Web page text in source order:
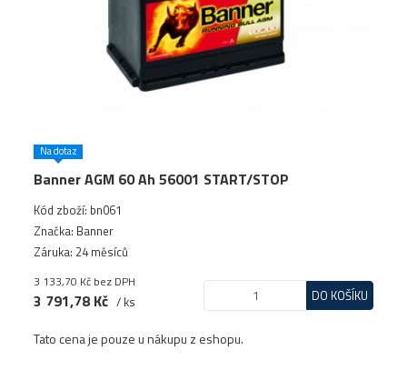
Na dotaz
Banner AGM 60 Ah 56001 START/STOP
Kód zboží: bn061
Značka: Banner
Záruka: 24 měsíců
3 133,70 Kč bez DPH
3 791,78 Kč / ks DO KOŠÍKU
Tato cena je pouze u nákupu z eshopu.